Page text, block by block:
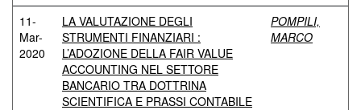
11-
Mar-
2020
LA VALUTAZIONE DEGLI
STRUMENTI FINANZIARI :
L’ADOZIONE DELLA FAIR VALUE
ACCOUNTING NEL SETTORE
BANCARIO TRA DOTTRINA
SCIENTIFICA E PRASSI CONTABILE
POMPILI,
MARCO